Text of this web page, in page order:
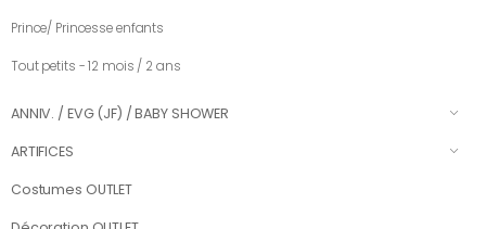
Prince/ Princesse enfants
Tout petits - 12 mois / 2 ans
ANNIV. / EVG (JF) / BABY SHOWER
ARTIFICES
Costumes OUTLET